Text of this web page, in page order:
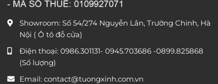
Showroom: Số 54/274 Nguyễn Lân, Trường Chinh, Hà
Nội ( Ô tô đỗ cửa)
Điện thoại: 0986.301131- 0945.703686 -0899.825868
(Số lượng)
Email: contact@tuongxinh.com.vn